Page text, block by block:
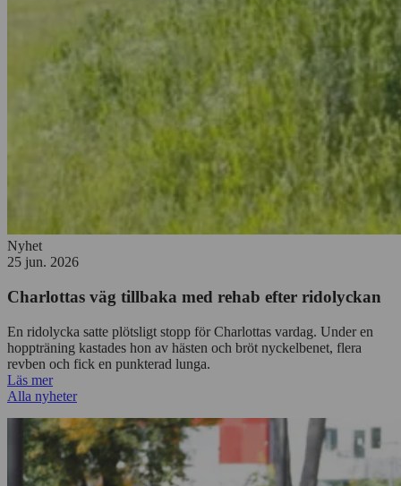
Nyhet
25 jun. 2026
Charlottas väg tillbaka med rehab efter ridolyckan
En ridolycka satte plötsligt stopp för Charlottas vardag. Under en
hoppträning kastades hon av hästen och bröt nyckelbenet, flera
revben och fick en punkterad lunga.
Läs mer
Alla nyheter